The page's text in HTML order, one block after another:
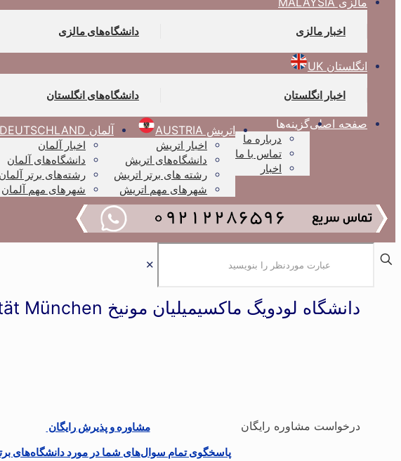
اخبار مالزی دانشگاه‌های مالزی
انگلستان UK
اخبار انگلستان دانشگاه‌های انگلستان
صفحه اصلیگزینه‌ها
درباره ما
تماس با ما
اخبار
اتریش AUSTRIA
اخبار اتریش
دانشگاه‌های اتریش
رشته های برتر اتریش
شهرهای مهم اتریش
آلمان DEUTSCHLAND
اخبار آلمان
دانشگاه‌های آلمان
رشته‌های برتر آلمان
شهرهای مهم آلمان
✕
دانشگاه لودویگ ماکسیمیلیان مونیخ Ludwig-Maximilians-Universität München
درخواست مشاوره رایگان
مشاوره و پذیرش رایگان
پاسخگوی تمام سوال‌های شما در مورد دانشگاه‌های